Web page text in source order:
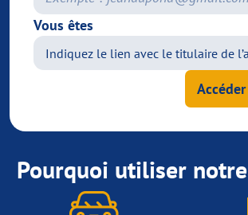
Vous êtes
Pourquoi utiliser